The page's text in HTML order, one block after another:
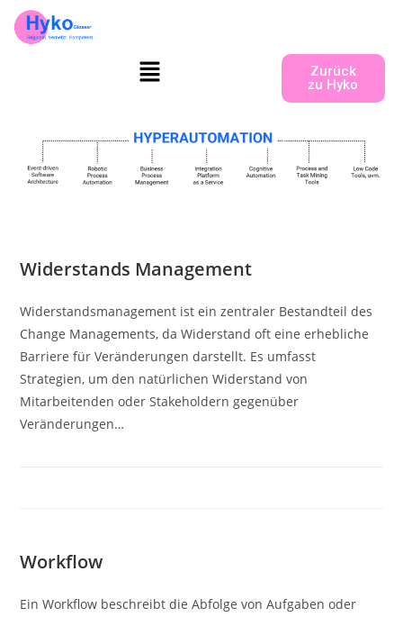
Zurück
zu Hyko
Widerstands Management
Widerstandsmanagement ist ein zentraler Bestandteil des
Change Managements, da Widerstand oft eine erhebliche
Barriere für Veränderungen darstellt. Es umfasst
Strategien, um den natürlichen Widerstand von
Mitarbeitenden oder Stakeholdern gegenüber
Veränderungen…
Workflow
Ein Workflow beschreibt die Abfolge von Aufgaben oder